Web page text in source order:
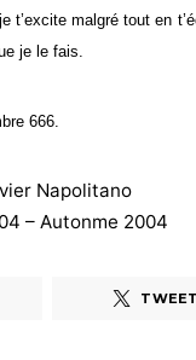
t’excite malgré tout en
je le fais.
666.
Napolitano
– Autonme 2004
TWEET